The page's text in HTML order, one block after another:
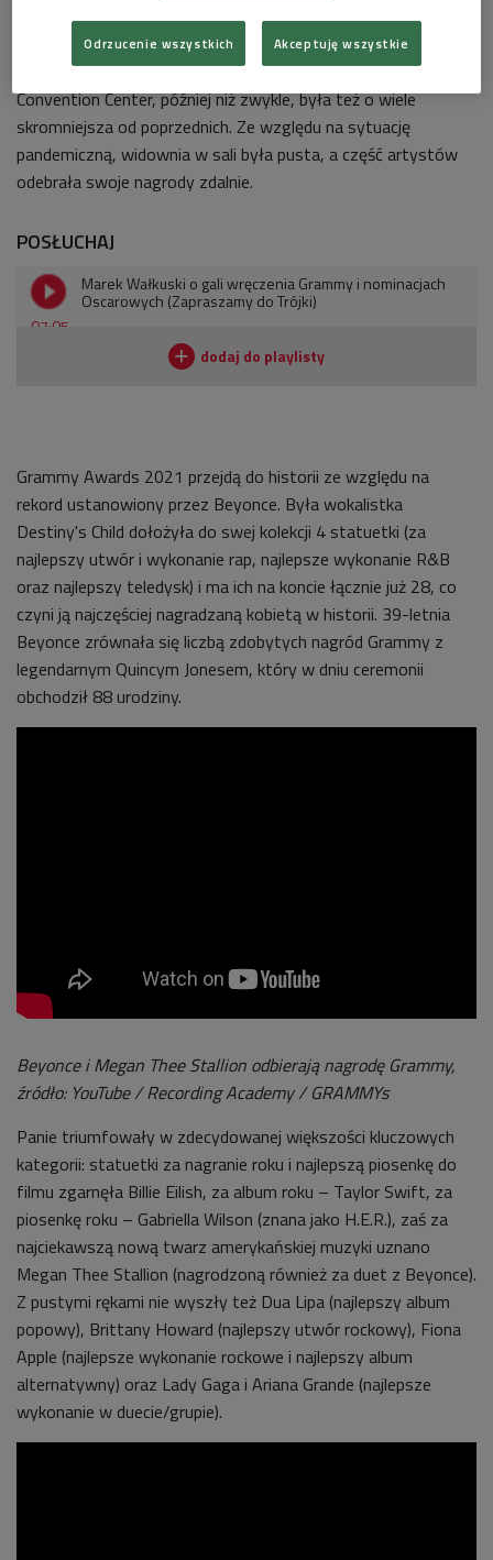
Tegoroczna gala Grammy Awards odbyła się w Los Angeles
Convention Center, później niż zwykle, była też o wiele
skromniejsza od poprzednich. Ze względu na sytuację
pandemiczną, widownia w sali była pusta, a część artystów
odebrała swoje nagrody zdalnie.
POSŁUCHAJ
07:05
Marek Wałkuski o gali wręczenia Grammy i nominacjach
Oscarowych (Zapraszamy do Trójki)
Grammy Awards 2021 przejdą do historii ze względu na
rekord ustanowiony przez Beyonce. Była wokalistka
Destiny's Child dołożyła do swej kolekcji 4 statuetki (za
najlepszy utwór i wykonanie rap, najlepsze wykonanie R&B
oraz najlepszy teledysk) i ma ich na koncie łącznie już 28, co
czyni ją najczęściej nagradzaną kobietą w historii. 39-letnia
Beyonce zrównała się liczbą zdobytych nagród Grammy z
legendarnym Quincym Jonesem, który w dniu ceremonii
obchodził 88 urodziny.
Beyonce i Megan Thee Stallion odbierają nagrodę Grammy,
źródło: YouTube / Recording Academy / GRAMMYs
Panie triumfowały w zdecydowanej większości kluczowych
kategorii: statuetki za nagranie roku i najlepszą piosenkę do
filmu zgarnęła Billie Eilish, za album roku – Taylor Swift, za
piosenkę roku – Gabriella Wilson (znana jako H.E.R.), zaś za
najciekawszą nową twarz amerykańskiej muzyki uznano
Megan Thee Stallion (nagrodzoną również za duet z Beyonce).
Z pustymi rękami nie wyszły też Dua Lipa (najlepszy album
popowy), Brittany Howard (najlepszy utwór rockowy), Fiona
Apple (najlepsze wykonanie rockowe i najlepszy album
alternatywny) oraz Lady Gaga i Ariana Grande (najlepsze
wykonanie w duecie/grupie).
Odrzucenie wszystkich Akceptuję wszystkie